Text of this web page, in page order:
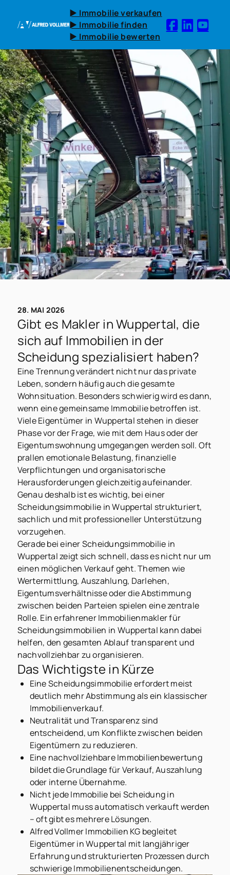
► Immobilie verkaufen
► Immobilie finden
► Immobilie bewerten
28. MAI 2026
Gibt es Makler in Wuppertal, die
sich auf Immobilien in der
Scheidung spezialisiert haben?
Eine Trennung verändert nicht nur das private
Leben, sondern häufig auch die gesamte
Wohnsituation. Besonders schwierig wird es dann,
wenn eine gemeinsame Immobilie betroffen ist.
Viele Eigentümer in Wuppertal stehen in dieser
Phase vor der Frage, wie mit dem Haus oder der
Eigentumswohnung umgegangen werden soll. Oft
prallen emotionale Belastung, finanzielle
Verpflichtungen und organisatorische
Herausforderungen gleichzeitig aufeinander.
Genau deshalb ist es wichtig, bei einer
Scheidungsimmobilie in Wuppertal strukturiert,
sachlich und mit professioneller Unterstützung
vorzugehen.
Gerade bei einer Scheidungsimmobilie in
Wuppertal zeigt sich schnell, dass es nicht nur um
einen möglichen Verkauf geht. Themen wie
Wertermittlung, Auszahlung, Darlehen,
Eigentumsverhältnisse oder die Abstimmung
zwischen beiden Parteien spielen eine zentrale
Rolle. Ein erfahrener Immobilienmakler für
Scheidungsimmobilien in Wuppertal kann dabei
helfen, den gesamten Ablauf transparent und
nachvollziehbar zu organisieren.
Das Wichtigste in Kürze
Eine Scheidungsimmobilie erfordert meist
deutlich mehr Abstimmung als ein klassischer
Immobilienverkauf.
Neutralität und Transparenz sind
entscheidend, um Konflikte zwischen beiden
Eigentümern zu reduzieren.
Eine nachvollziehbare Immobilienbewertung
bildet die Grundlage für Verkauf, Auszahlung
oder interne Übernahme.
Nicht jede Immobilie bei Scheidung in
Wuppertal muss automatisch verkauft werden
– oft gibt es mehrere Lösungen.
Alfred Vollmer Immobilien KG begleitet
Eigentümer in Wuppertal mit langjähriger
Erfahrung und strukturierten Prozessen durch
schwierige Immobilienentscheidungen.